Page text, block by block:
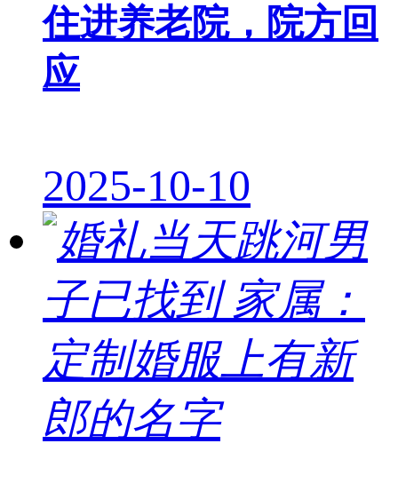
住进养老院，院方回
应
2025-10-10